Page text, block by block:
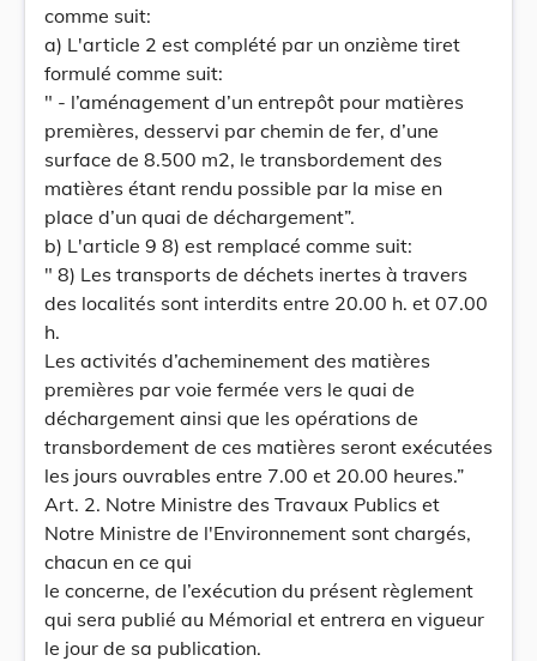
comme suit:
a) L'article 2 est complété par un onzième tiret
formulé comme suit:
" - l’aménagement d’un entrepôt pour matières
premières, desservi par chemin de fer, d’une
surface de 8.500 m2, le transbordement des
matières étant rendu possible par la mise en
place d’un quai de déchargement”.
b) L'article 9 8) est remplacé comme suit:
" 8) Les transports de déchets inertes à travers
des localités sont interdits entre 20.00 h. et 07.00
h.
Les activités d’acheminement des matières
premières par voie fermée vers le quai de
déchargement ainsi que les opérations de
transbordement de ces matières seront exécutées
les jours ouvrables entre 7.00 et 20.00 heures.”
Art. 2. Notre Ministre des Travaux Publics et
Notre Ministre de l'Environnement sont chargés,
chacun en ce qui
le concerne, de l’exécution du présent règlement
qui sera publié au Mémorial et entrera en vigueur
le jour de sa publication.